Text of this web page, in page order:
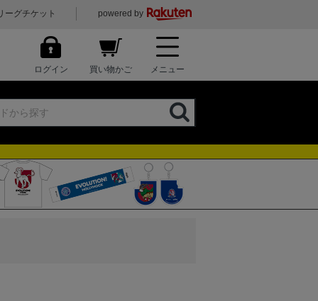
ーグチケット powered by
ログイン 買い物かご メニュー